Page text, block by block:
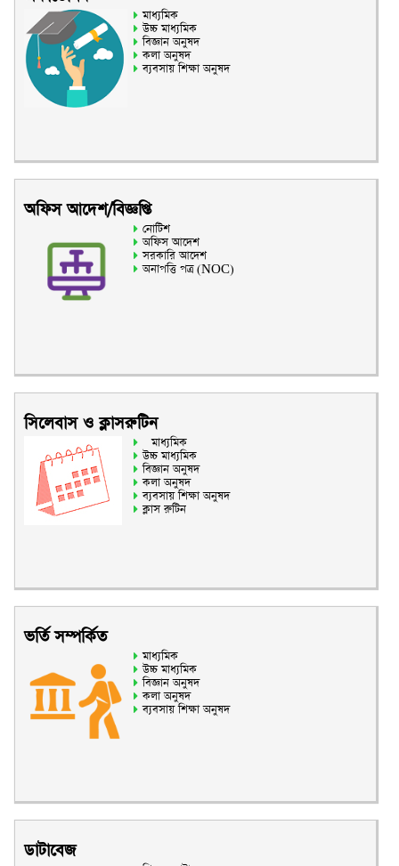
মাধ্যমিক
উচ্চ মাধ্যমিক
বিজ্ঞান অনুষদ
কলা অনুষদ
ব্যবসায় শিক্ষা অনুষদ
অফিস আদেশ/বিজ্ঞপ্তি
নোটিশ
অফিস আদেশ
সরকারি আদেশ
অনাপত্তি পত্র (NOC)
সিলেবাস ও ক্লাসরুটিন
মাধ্যমিক
উচ্চ মাধ্যমিক
বিজ্ঞান অনুষদ
কলা অনুষদ
ব্যবসায় শিক্ষা অনুষদ
ক্লাস রুটিন
ভর্তি সম্পর্কিত
মাধ্যমিক
উচ্চ মাধ্যমিক
বিজ্ঞান অনুষদ
কলা অনুষদ
ব্যবসায় শিক্ষা অনুষদ
ডাটাবেজ